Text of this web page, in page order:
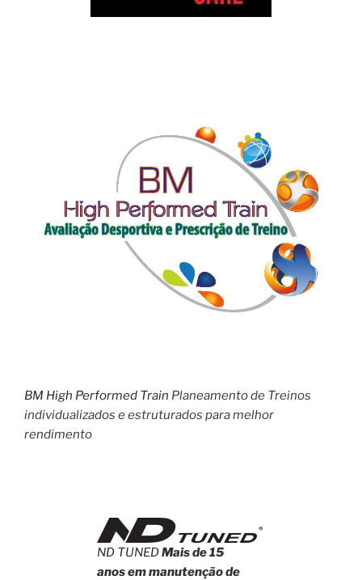
BM High Performed Train Planeamento de Treinos
individualizados e estruturados para melhor
rendimento
ND TUNEDMais de 15
anos em manutenção de